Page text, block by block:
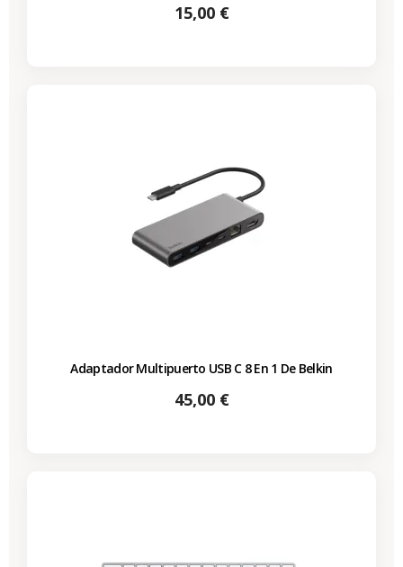
Precio
15,00 €
Adaptador Multipuerto USB C 8 En 1 De Belkin
Precio
45,00 €